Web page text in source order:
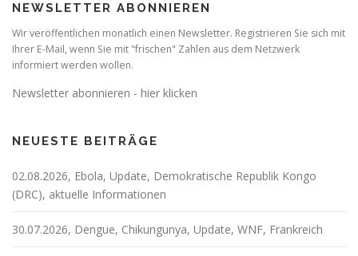
a
v
i
g
a
i
n
NEWSLETTER ABONNIEREN
Wir veröffentlichen monatlich einen Newsletter. Registrieren Sie sich mit
Ihrer E-Mail, wenn Sie mit "frischen" Zahlen aus dem Netzwerk
informiert werden wollen.
Newsletter abonnieren - hier klicken
NEUESTE BEITRÄGE
02.08.2026, Ebola, Update, Demokratische Republik Kongo
(DRC), aktuelle Informationen
30.07.2026, Dengue, Chikungunya, Update, WNF, Frankreich